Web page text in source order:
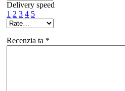
Delivery speed
1 2 3 4 5
Recenzia ta *